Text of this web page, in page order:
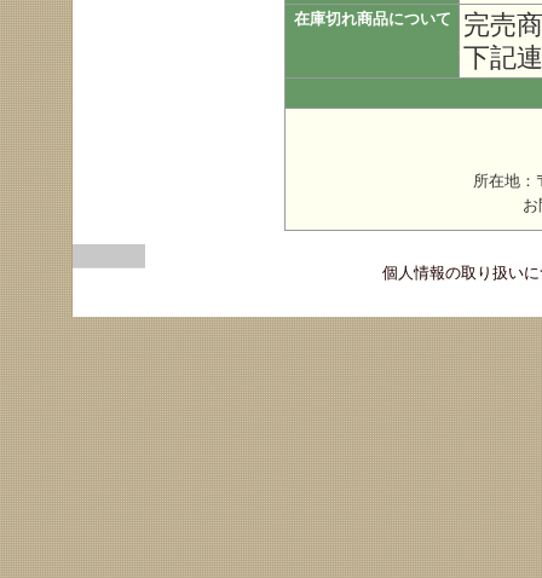
在庫切れ商品について
完売
下記
所在地
個人情報の取り扱い